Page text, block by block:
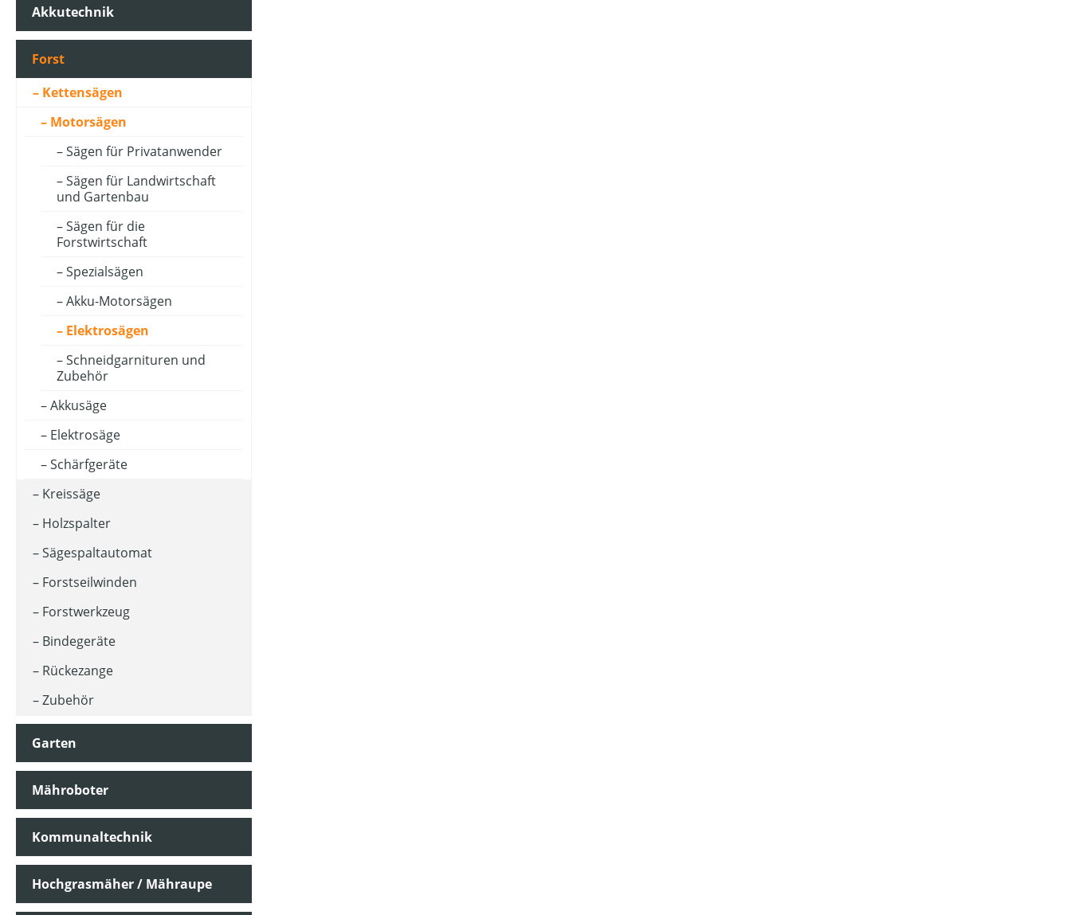
Akkutechnik
Forst
Kettensägen
Motorsägen
Sägen für Privatanwender
Sägen für Landwirtschaft
und Gartenbau
Sägen für die
Forstwirtschaft
Spezialsägen
Akku-Motorsägen
Elektrosägen
Schneidgarnituren und
Zubehör
Akkusäge
Elektrosäge
Schärfgeräte
Kreissäge
Holzspalter
Sägespaltautomat
Forstseilwinden
Forstwerkzeug
Bindegeräte
Rückezange
Zubehör
Garten
Mähroboter
Kommunaltechnik
Hochgrasmäher / Mähraupe